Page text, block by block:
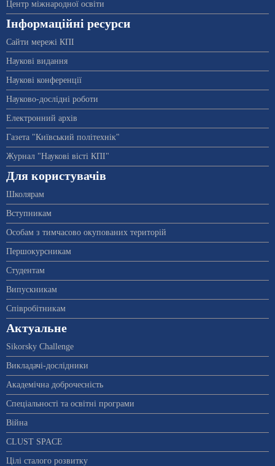
Центр міжнародної освіти
Інформаційні ресурси
Сайти мережі КПІ
Наукові видання
Наукові конференції
Науково-дослідні роботи
Електронний архів
Газета "Київський політехнік"
Журнал "Наукові вісті КПІ"
Для користувачів
Школярам
Вступникам
Особам з тимчасово окупованих територій
Першокурсникам
Студентам
Випускникам
Співробітникам
Актуальне
Sikorsky Challenge
Викладачі-дослідники
Академічна доброчесність
Спеціальності та освітні програми
Війна
CLUST SPACE
Цілі сталого розвитку